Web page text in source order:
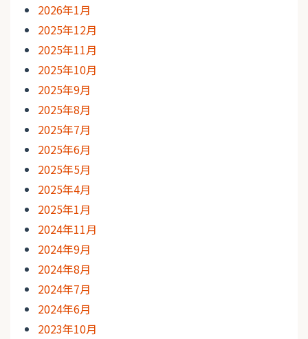
2026年1月
2025年12月
2025年11月
2025年10月
2025年9月
2025年8月
2025年7月
2025年6月
2025年5月
2025年4月
2025年1月
2024年11月
2024年9月
2024年8月
2024年7月
2024年6月
2023年10月